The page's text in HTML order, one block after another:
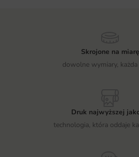
Skrojone na miarę
dowolne wymiary, każda
Druk najwyższej
technologia, która oddaje